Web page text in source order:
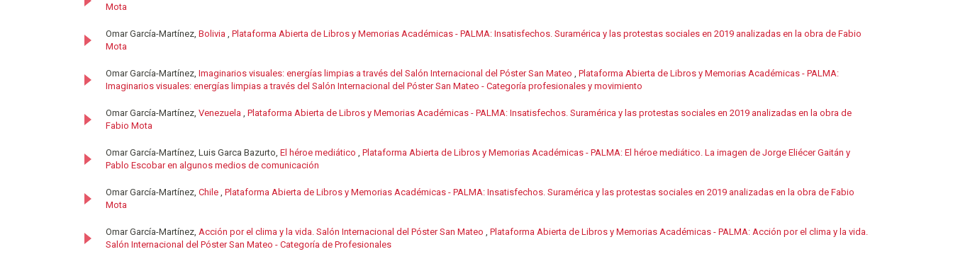
Mota
Omar García-Martínez, Bolivia
Plataforma Abierta de Libros y Memorias Académicas - PALMA: Insatisfechos. Suramérica y las protestas sociales en 2019 analizadas en la obra de Fabio
Mota
Omar García-Martínez, Imaginarios visuales: energías limpias a través del Salón Internacional del Póster San Mateo
Plataforma Abierta de Libros y Memorias Académicas - PALMA:
Imaginarios visuales: energías limpias a través del Salón Internacional del Póster San Mateo - Categoría profesionales y movimiento
Omar García-Martínez, Venezuela
Plataforma Abierta de Libros y Memorias Académicas - PALMA: Insatisfechos. Suramérica y las protestas sociales en 2019 analizadas en la obra de
Fabio Mota
Omar García-Martínez, Luis Garca Bazurto, El héroe mediático
Plataforma Abierta de Libros y Memorias Académicas - PALMA: El héroe mediático. La imagen de Jorge Eliécer Gaitán y
Pablo Escobar en algunos medios de comunicación
Omar García-Martínez, Chile Plataforma Abierta de Libros y Memorias Académicas - PALMA: Insatisfechos. Suramérica y las protestas sociales en 2019 analizadas en la obra de Fabio
Mota
Omar García-Martínez, Acción por el clima y la vida. Salón Internacional del Póster San Mateo
Plataforma Abierta de Libros y Memorias Académicas - PALMA: Acción por el clima y la vida.
Salón Internacional del Póster San Mateo - Categoría de Profesionales